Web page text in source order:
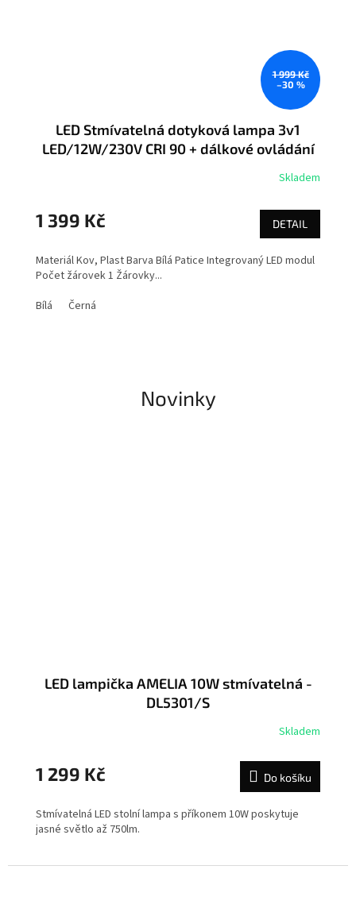
1 999 Kč
–30 %
LED Stmívatelná dotyková lampa 3v1
LED/12W/230V CRI 90 + dálkové ovládání
Skladem
1 399 Kč DETAIL
Materiál Kov, Plast Barva Bílá Patice Integrovaný LED modul
Počet žárovek 1 Žárovky...
Bílá
Černá
Novinky
LED lampička AMELIA 10W stmívatelná -
DL5301/S
Skladem
1 299 Kč Do košíku
Stmívatelná LED stolní lampa s příkonem 10W poskytuje
jasné světlo až 750lm.